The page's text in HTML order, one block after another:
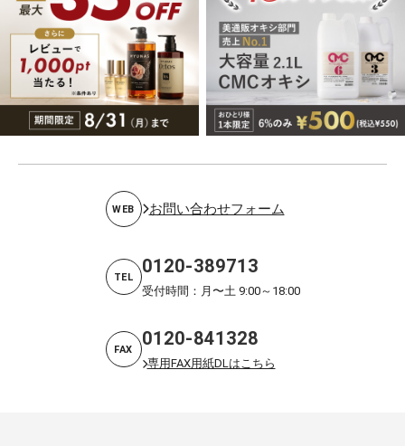
WEB お問い合わせフォーム
TEL 0120-389713
受付時間：月〜土 9:00～18:00
FAX 0120-841328
専用FAX用紙DLはこちら